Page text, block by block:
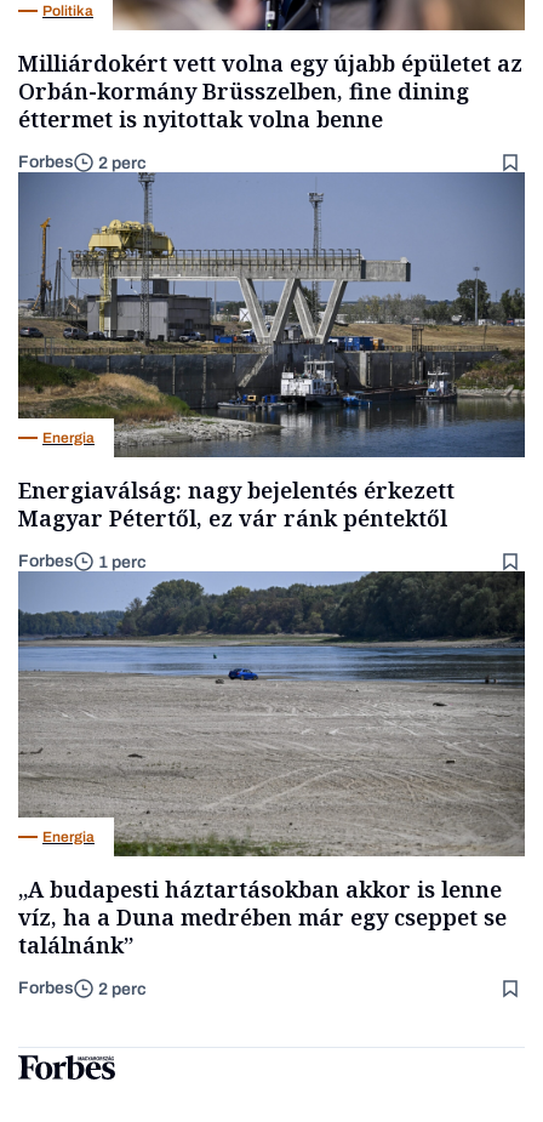
Politika
Milliárdokért vett volna egy újabb épületet az
Orbán-kormány Brüsszelben, fine dining
éttermet is nyitottak volna benne
Forbes 2 perc
Energia
Energiaválság: nagy bejelentés érkezett
Magyar Pétertől, ez vár ránk péntektől
Forbes 1 perc
Energia
„A budapesti háztartásokban akkor is lenne
víz, ha a Duna medrében már egy cseppet se
találnánk”
Forbes 2 perc